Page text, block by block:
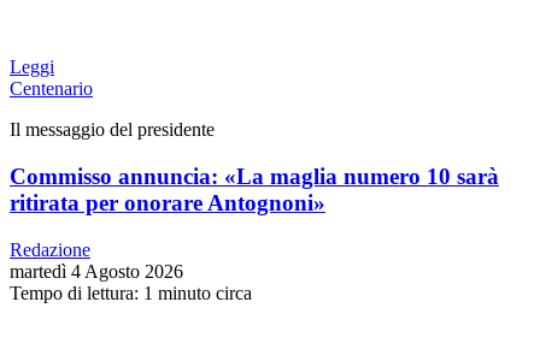
Leggi
Centenario
Il messaggio del presidente
Commisso annuncia: «La maglia numero 10 sarà
ritirata per onorare Antognoni»
Redazione
martedì 4 Agosto 2026
Tempo di lettura: 1 minuto circa